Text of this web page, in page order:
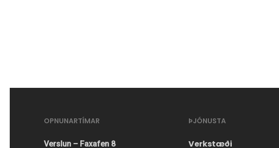
OPNUNARTÍMAR
Verslun – Faxafen 8
ÞJÓNUSTA
Verkstæði